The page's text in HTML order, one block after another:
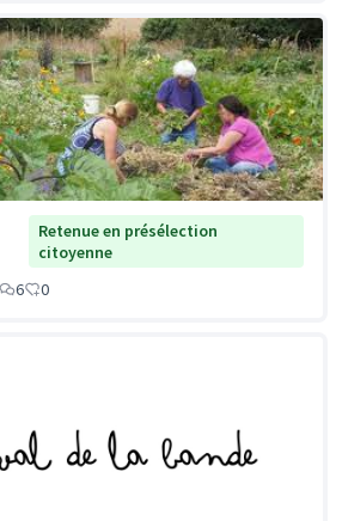
Retenue en présélection
citoyenne
6 0